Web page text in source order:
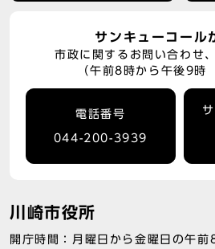
サンキューコール
市政に関するお問い合わせ
（午前8時から午後9時
電話番号
044-200-3939
川崎市役所
開庁時間：月曜日から金曜日の午